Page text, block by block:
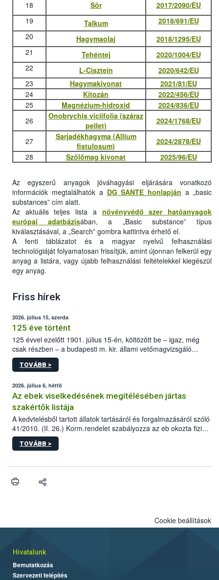
18 Sör
2017/2090/EU
19
Talkum
2018/691/EU
20
Hagymaolaj
2018/1295/EU
21
Tehéntej
2020/1004/EU
22
L-Cisztein
2020/642/EU
23
Hagymakivonat
2021/81/EU
24
Kitozán
2022/456/EU
25
Magnézium-hidroxid
2024/836/EU
26
Onobrychis viciifolia (száraz
pellet)
2024/1768/EU
27
Sarjadékhagyma (Allium
fistulosum)
2024/2878/EU
28
Szőlőmag kivonat 2025/96/EU
Az egyszerű anyagok jóváhagyási eljárására vonatkozó
információk megtalálhatók a DG SANTE honlapján a „basic
substances” cím alatt.
Az aktuális teljes lista a növényvédő szer hatóanyagok
európai adatbázisában, a „Basic substance” típus
kiválasztásával, a „Search” gombra kattintva érhető el.
A fenti táblázatot és a magyar nyelvű felhasználási
technológiáját folyamatosan frissítjük, amint újonnan felkerül egy
anyag a listára, vagy újabb felhasználási feltételekkel kiegészül
egy anyag.
Friss hírek
2026. július 15, szerda
125 éve történt
125 évvel ezelőtt 1901. július 15-én, költözött be – igaz, még
csak részben – a budapesti m. kir. állami vetőmagvizsgáló
állomás a Kis Rókus utca 15. szám alatti, Czigler Győző által
tervezett új épületébe.
TOVÁBB >
2026. július 6, hétfő
Az ebek viselkedésének megítélésében jártas
szakértők listája
A kedvtelésből tartott állatok tartásáról és forgalmazásáról szóló
41/2010. (II. 26.) Korm.rendelet szabályozza az eb okozta fizikai
sérülés, illetve ennek veszélye keletkezésekor felmerülő
hatósági feladatokat, valamint a veszélyes eb tartását és annak
vonni az ebek viselkedésének megítélésében jártas szakértőt.
TOVÁBB >
Cookie beállítások
Hivatalunk
Bemutatkozás
Szervezeti felépítés